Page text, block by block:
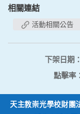
相關連結
活動相關公告
下架日期：
點擊率
天主教崇光學校財團